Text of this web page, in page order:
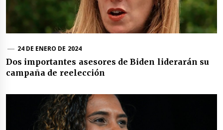
24 DE ENERO DE 2024
Dos importantes asesores de Biden liderarán su
campaña de reelección